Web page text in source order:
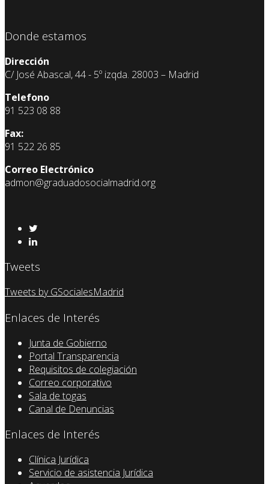
Donde estamos
Dirección
C/ José Abascal, 44 - 5º izqda. 28003 – Madrid
Telefono
91 523 08 88
Fax:
91 522 26 85
Correo Electrónico
admon@graduadosocialmadrid.org
Tweets
Tweets by GSocialesMadrid
Enlaces de Interés
Junta de Gobierno
Portal Transparencia
Requisitos de colegiación
Correo corporativo
Sala de togas
Canal de Denuncias
Enlaces de Interés
Clínica Jurídica
Servicio de asistencia Jurídica